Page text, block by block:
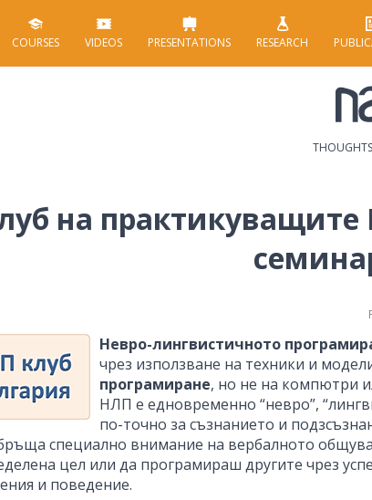
COURSES VIDEOS PRESENTATIONS RESEARCH
на
Невро-лингвистичното
чрез използване на техники и
програмиране, но не на компютри
НЛП е едновременно “невро”,
по-точно за съзнанието и
специално внимание на вербалното
цел или да програмираш другите чрез
и поведение.